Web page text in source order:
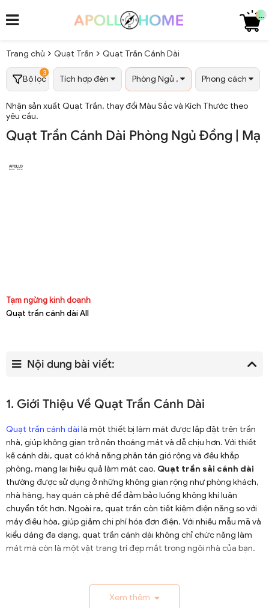
...
Trang chủ Quạt Trần Quạt Trần Cánh Dài
Bộ lọc
3
Tích hợp đèn Phòng Ngủ , Phong cách
Nhận sản xuất Quạt Trần, thay đổi Màu Sắc và Kích Thước theo
yêu cầu.
Quạt Trần Cánh Dài Phòng Ngủ Đồng |
Tạm ngừng kinh doanh
Quạt trần cánh dài All
Nội dung bài viết:
1. Giới Thiệu Về Quạt Trần Cánh Dài
Quạt trần cánh dài là một thiết bị làm mát được lắp đặt trên trần
nhà, giúp không gian trở nên thoáng mát và dễ chịu hơn. Với thiết
kế cánh dài, quạt có khả năng phân tán gió rộng và đều khắp
phòng, mang lại hiệu quả làm mát cao. Quạt trần sải cánh dài
thường được sử dụng ở những không gian rộng như phòng khách,
nhà hàng, hay quán cà phê để đảm bảo luồng không khí luân
chuyển tốt hơn. Ngoài ra, quạt trần còn tiết kiệm điện năng so với
máy điều hòa, giúp giảm chi phí hóa đơn điện. Với nhiều mẫu mã và
kiểu dáng đa dạng, quạt trần cánh dài không chỉ chức năng làm
mát mà còn là một vật trang trí đẹp mắt trong ngôi nhà của bạn.
1.1. Lịch Sử và Sự Phát Triển
Xem thêm